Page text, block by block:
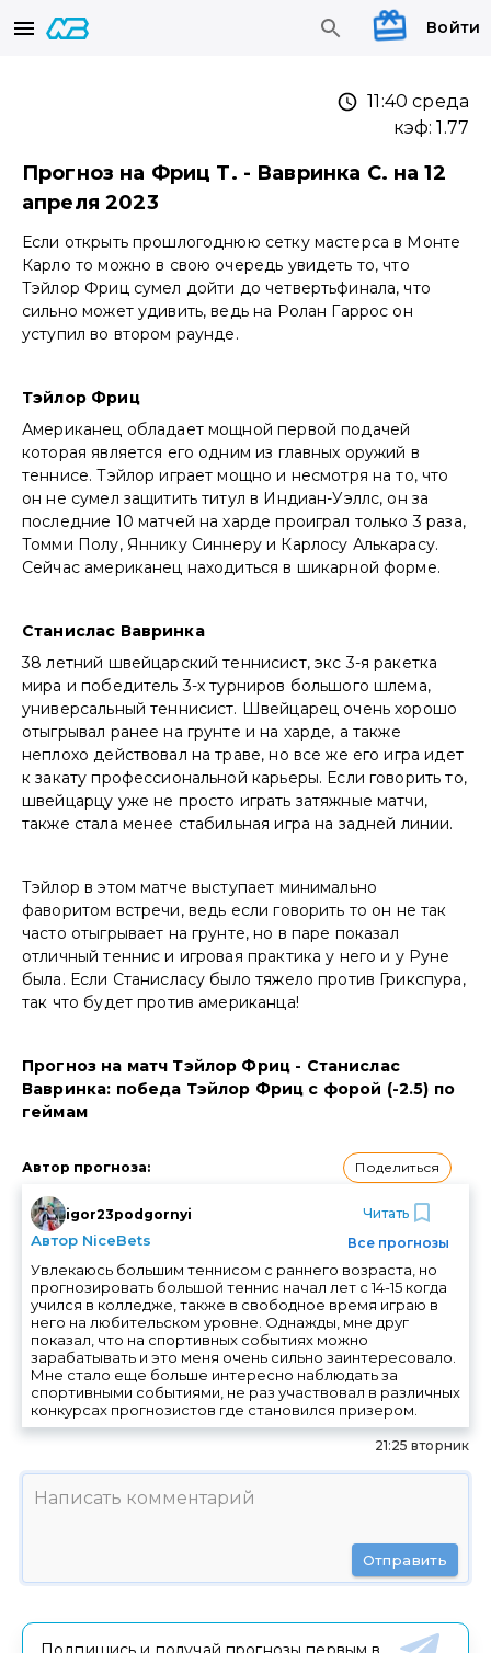
Войти
11:40 среда
кэф:1.77
Прогноз на Фриц Т. - Вавринка С. на 12
апреля 2023
Если открыть прошлогоднюю сетку мастерса в Монте
Карло то можно в свою очередь увидеть то, что
Тэйлор Фриц сумел дойти до четвертьфинала, что
сильно может удивить, ведь на Ролан Гаррос он
уступил во втором раунде.
Тэйлор Фриц
Американец обладает мощной первой подачей
которая является его одним из главных оружий в
теннисе. Тэйлор играет мощно и несмотря на то, что
он не сумел защитить титул в Индиан-Уэллс, он за
последние 10 матчей на харде проиграл только 3 раза,
Томми Полу, Яннику Синнеру и Карлосу Алькарасу.
Сейчас американец находиться в шикарной форме.
Станислас Вавринка
38 летний швейцарский теннисист, экс 3-я ракетка
мира и победитель 3-х турниров большого шлема,
универсальный теннисист. Швейцарец очень хорошо
отыгрывал ранее на грунте и на харде, а также
неплохо действовал на траве, но все же его игра идет
к закату профессиональной карьеры. Если говорить то,
швейцарцу уже не просто играть затяжные матчи,
также стала менее стабильная игра на задней линии.
Тэйлор в этом матче выступает минимально
фаворитом встречи, ведь если говорить то он не так
часто отыгрывает на грунте, но в паре показал
отличный теннис и игровая практика у него и у Руне
была. Если Станисласу было тяжело против Грикспура,
так что будет против американца!
Прогноз на матч Тэйлор Фриц - Станислас
Вавринка: победа Тэйлор Фриц с форой (-2.5) по
геймам
Автор прогноза: Поделиться
igor23podgornyi
Автор NiceBets
Читать
Все прогнозы
Увлекаюсь большим теннисом с раннего возраста, но
прогнозировать большой теннис начал лет с 14-15 когда
учился в колледже, также в свободное время играю в
него на любительском уровне. Однажды, мне друг
показал, что на спортивных событиях можно
зарабатывать и это меня очень сильно заинтересовало.
Мне стало еще больше интересно наблюдать за
спортивными событиями, не раз участвовал в различных
конкурсах прогнозистов где становился призером.
21:25 вторник
Отправить